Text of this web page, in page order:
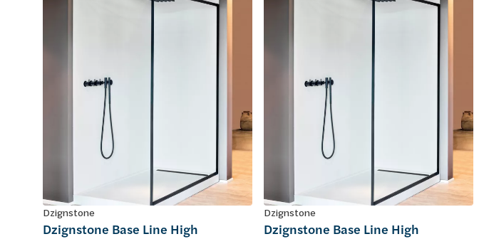
Dzignstone
Dzignstone Base Line High
Dzignstone
Dzignstone Base Line High